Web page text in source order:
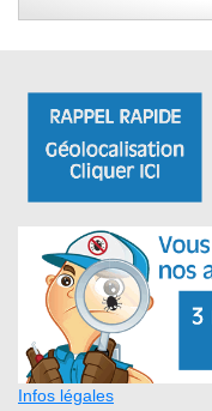
Infos légales